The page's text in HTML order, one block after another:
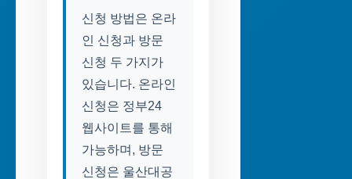
신청 방법은 온라
인 신청과 방문
신청 두 가지가
있습니다. 온라인
신청은 정부24
웹사이트를 통해
가능하며, 방문
신청은 울산대공